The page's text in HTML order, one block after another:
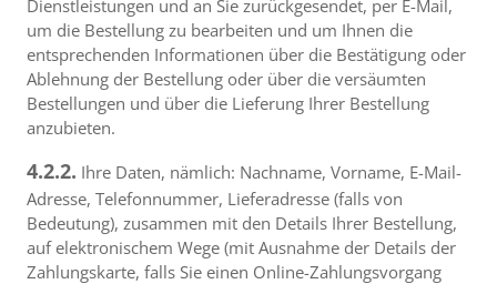
Dienstleistungen und an Sie zurückgesendet, per E-Mail,
um die Bestellung zu bearbeiten und um Ihnen die
entsprechenden Informationen über die Bestätigung oder
Ablehnung der Bestellung oder über die versäumten
Bestellungen und über die Lieferung Ihrer Bestellung
anzubieten.
4.2.2. Ihre Daten, nämlich: Nachname, Vorname, E-Mail-
Adresse, Telefonnummer, Lieferadresse (falls von
Bedeutung), zusammen mit den Details Ihrer Bestellung,
auf elektronischem Wege (mit Ausnahme der Details der
Zahlungskarte, falls Sie einen Online-Zahlungsvorgang